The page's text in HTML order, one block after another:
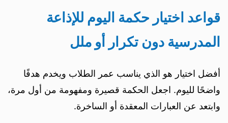
قواعد اختيار حكمة اليوم للإذاعة
المدرسية دون تكرار أو ملل
أفضل اختيار هو الذي يناسب عمر الطلاب ويخدم هدفًا
واضحًا لليوم. اجعل الحكمة قصيرة ومفهومة من أول مرة،
وابتعد عن العبارات المعقدة أو الساخرة.